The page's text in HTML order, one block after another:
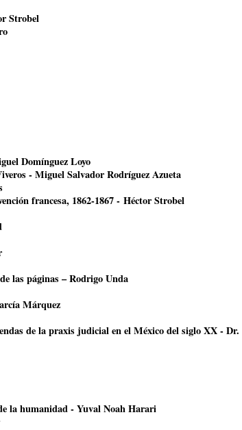
Strobel
Domínguez Loyo
- Miguel Salvador Rodríguez Azueta
francesa, 1862-1867 - Héctor Strobel
las páginas – Rodrigo Unda
Márquez
de la praxis judicial en el México del siglo XX - Dr.
la humanidad - Yuval Noah Harari